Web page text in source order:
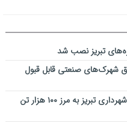
تبریز نصب شد
شهرک‌های صنعتی قابل قبول
تولید کارخانجات آسفالت سازمان عمران شهرداری تبریز به مرز ۱۰۰ هزار تن